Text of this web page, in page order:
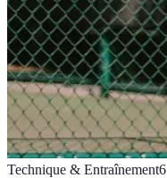
Technique & Entraînement6